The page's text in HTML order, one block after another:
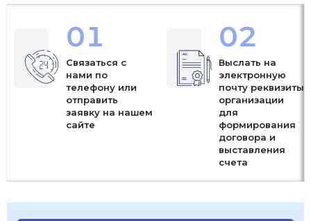
01
Связаться с
нами по
телефону или
отправить
заявку на нашем
сайте
02
Выслать на
электронную
почту реквизиты
организации
для
формирования
договора и
выставления
счета